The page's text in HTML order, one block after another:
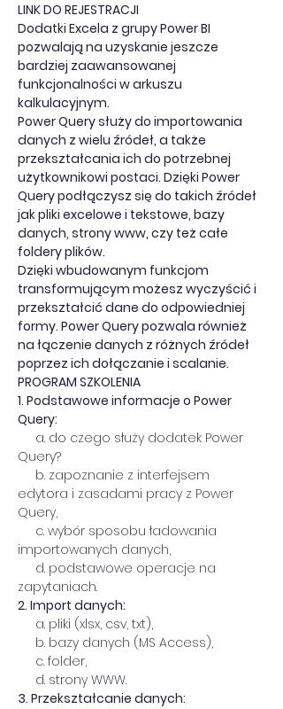
LINK DO REJESTRACJI
Dodatki Excela z grupy Power BI
pozwalają na uzyskanie jeszcze
bardziej zaawansowanej
funkcjonalności w arkuszu
kalkulacyjnym.
Power Query służy do importowania
danych z wielu źródeł, a także
przekształcania ich do potrzebnej
użytkownikowi postaci. Dzięki Power
Query podłączysz się do takich źródeł
jak pliki excelowe i tekstowe, bazy
danych, strony www, czy też całe
foldery plików.
Dzięki wbudowanym funkcjom
transformującym możesz wyczyścić i
przekształcić dane do odpowiedniej
formy. Power Query pozwala również
na łączenie danych z różnych źródeł
poprzez ich dołączanie i scalanie.
PROGRAM SZKOLENIA
1. Podstawowe informacje o Power
Query:
a. do czego służy dodatek Power
Query?
b. zapoznanie z interfejsem
edytora i zasadami pracy z Power
Query,
c. wybór sposobu ładowania
importowanych danych,
d. podstawowe operacje na
zapytaniach.
2. Import danych:
a. pliki (xlsx, csv, txt),
b. bazy danych (MS Access),
c. folder,
d. strony WWW.
3. Przekształcanie danych: